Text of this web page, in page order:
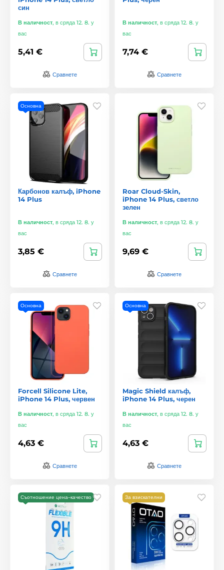
син
В наличност, в сряда 12. 8. у
вас
5,41 €
Сравнете
В наличност, в сряда 12. 8. у
вас
7,74 €
Сравнете
Основна
Карбонов калъф, iPhone
14 Plus
В наличност, в сряда 12. 8. у
вас
3,85 €
Сравнете
Roar Cloud-Skin,
iPhone 14 Plus, светло
зелен
В наличност, в сряда 12. 8. у
вас
9,69 €
Сравнете
Основна
Forcell Silicone Lite,
iPhone 14 Plus, червен
В наличност, в сряда 12. 8. у
вас
4,63 €
Сравнете
Основна
Magic Shield калъф,
iPhone 14 Plus, черен
В наличност, в сряда 12. 8. у
вас
4,63 €
Сравнете
Съотношение цена–качество За взискателни